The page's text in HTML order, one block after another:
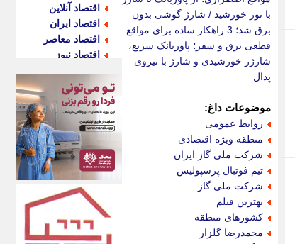
با نور خورشید / شارژ گوشی بدون
برق شد؛ 3 راهکار ساده برای مواقع
قطعی برق و سفر؛ پاوربانک سریع،
شارژر خورشیدی و شارژ با نیروی
پدال
موضوعات داغ:
روابط عمومی
منطقه ویژه اقتصادی
شرکت ملی گاز ایران
تیم فوتبال پرسپولیس
شرکت ملی گاز
بهترین فیلم
کشورهای منطقه
محمدرضا گلزار
اقتصاد آنلاین
اقتصاد ایران
اقتصاد معاصر
اقتصاد نیوز
اکوفارس
اکونگار
اکونیوز
الف
انتشار آنلاین
اندیشه قرن
اندیشه معاصر
اندیشه ها
انرژی پرس
ای استخدام